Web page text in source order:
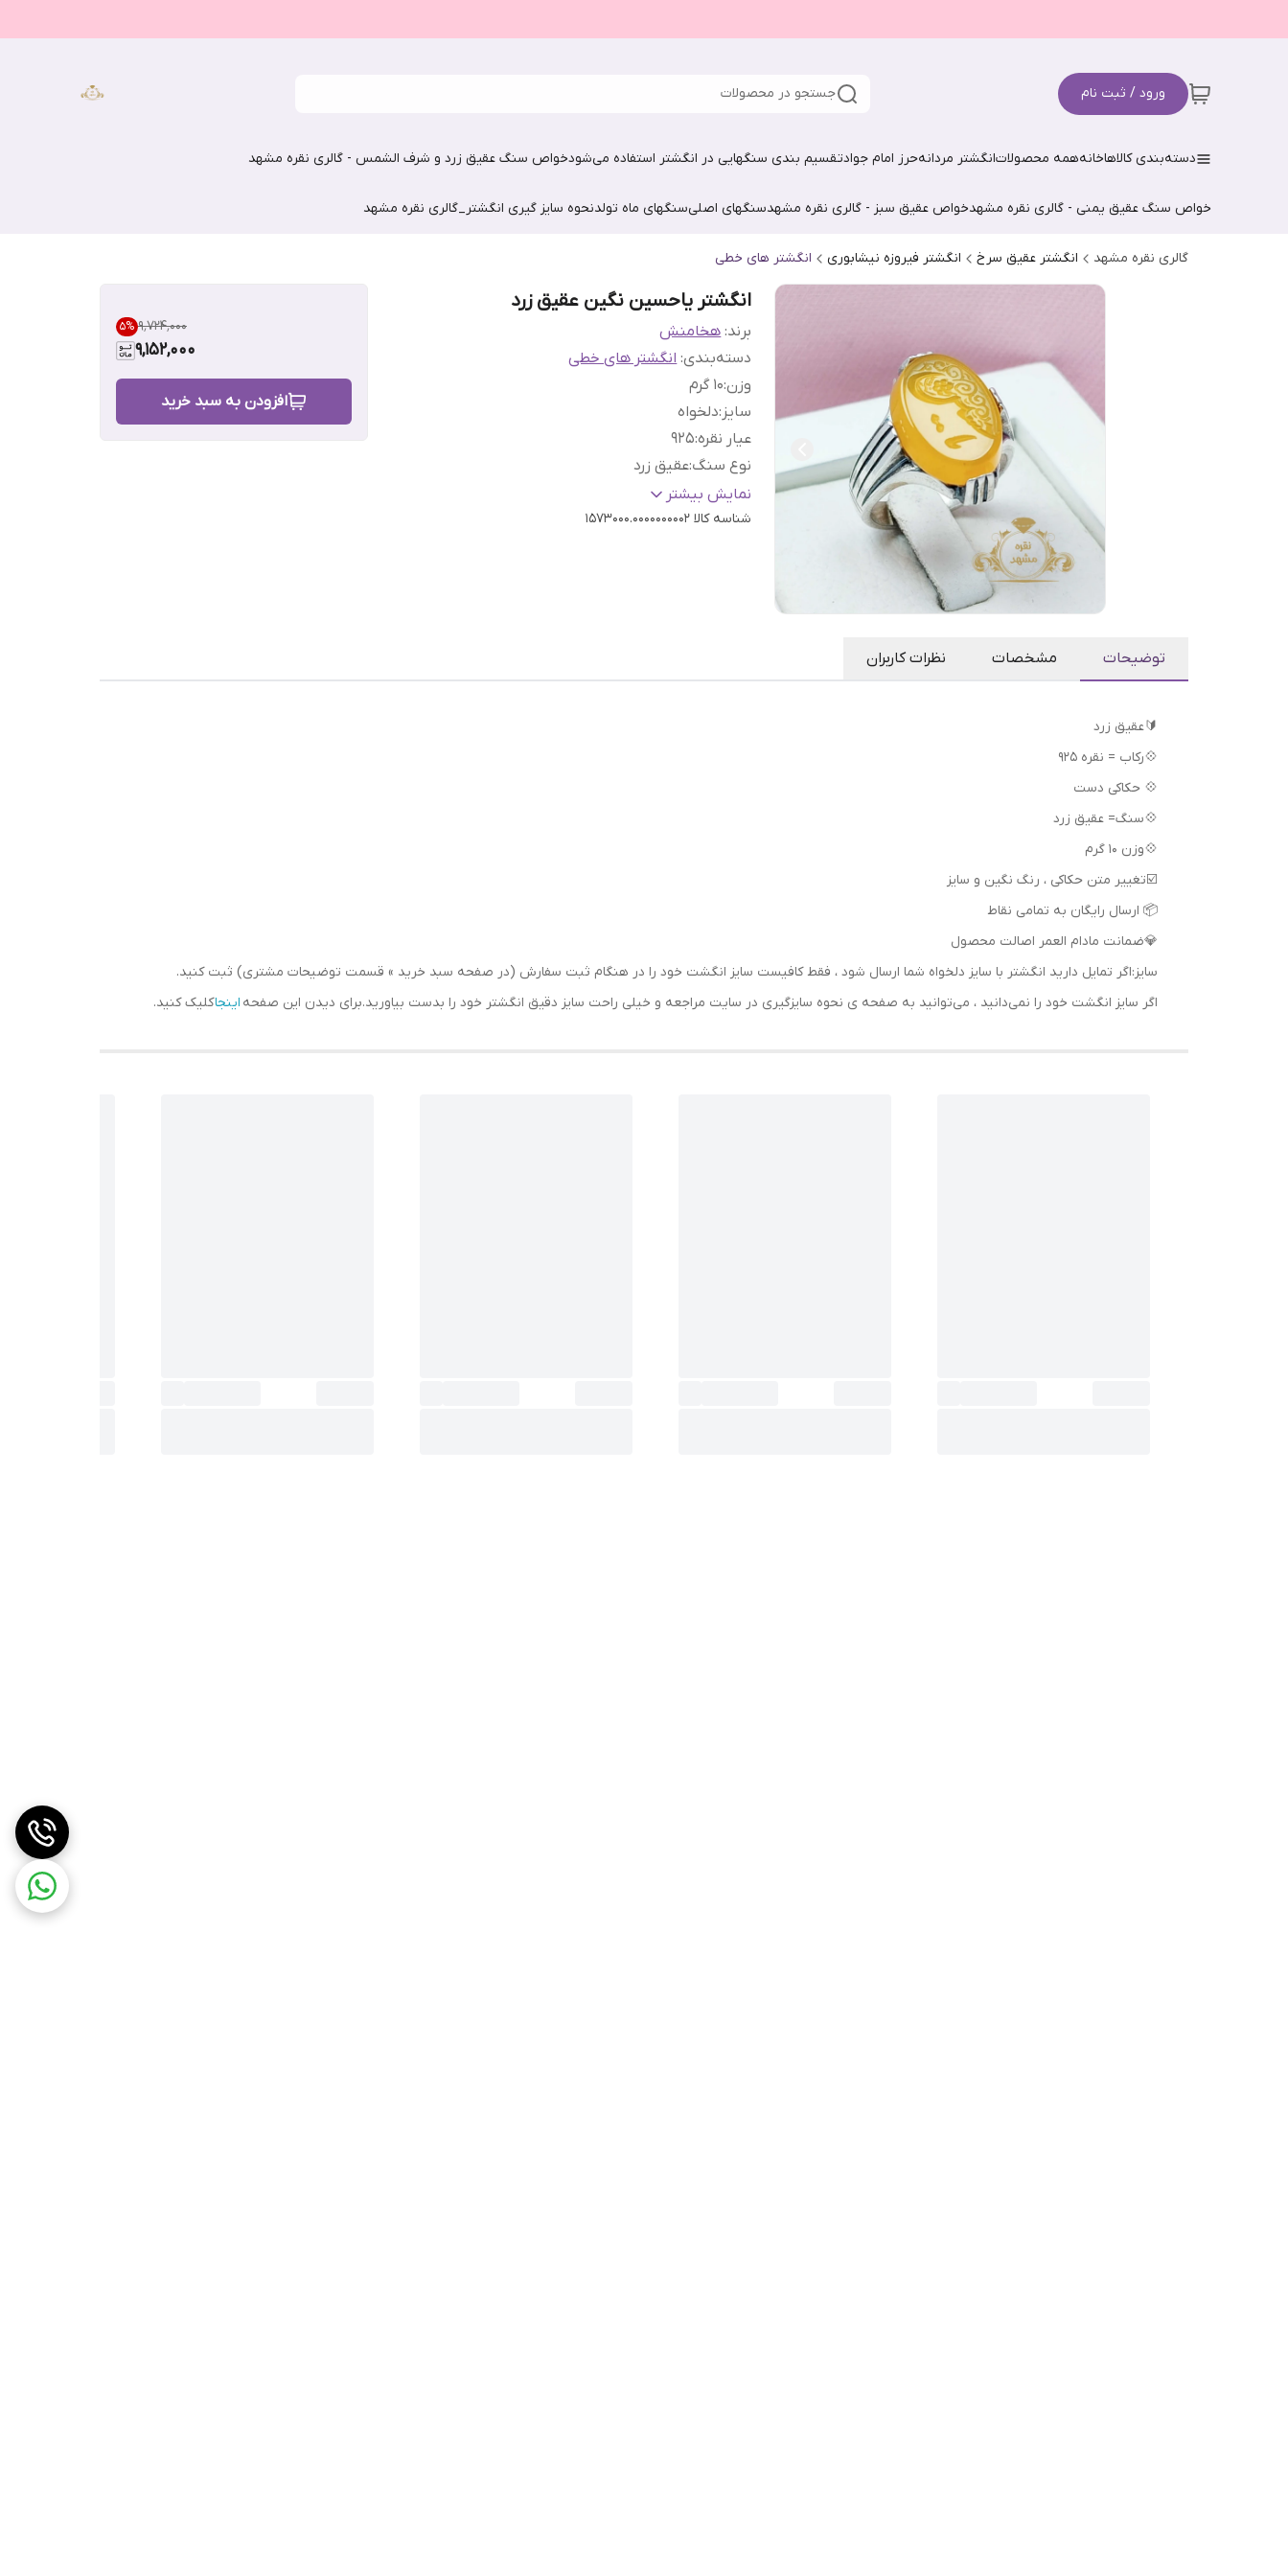
ورود / ثبت نام جستجو در محصولات
دسته‌بندی کالاهاخانههمه محصولاتانگشتر مردانهحرز امام جوادتقسیم بندی سنگهایی در انگشتر استفاده می‌شودخواص سنگ عقیق زرد و شرف الشمس - گالری نقره مشهد
خواص سنگ عقیق یمنی - گالری نقره مشهدخواص عقیق سبز - گالری نقره مشهدسنگهای اصلیسنگهای ماه تولدنحوه سایز گیری انگشتر_گالری نقره مشهد
گالری نقره مشهد انگشتر عقیق سرخ انگشتر فیروزه نیشابوری انگشتر های خطی
انگشتر یاحسین نگین عقیق زرد
برند: هخامنش
دسته‌بندی:انگشتر های خطی
وزن:10 گرم
سایز :دلخواه
عیار نقره:
925
نوع سنگ:عقیق زرد
رنگ نگین:زرد
نمایش بیشتر
شناسه کالا 1573000.0000000002
۹٬۷۲۴٬۰۰۰ 5%
9,152,000
افزودن به سبد خرید
توضیحات مشخصات نظرات کاربران
🔰عقیق زرد
💠رکاب = نقره 925
💠 حکاکی دست
💠سنگ= عقیق زرد
💠وزن 10 گرم
📦 ارسال رایگان به تمامی نقاط
💎ضمانت مادام العمر اصالت محصول
سایز:اگر تمایل دارید انگشتر با سایز دلخواه شما ارسال شود ، فقط کافیست سایز انگشت خود را در هنگام ثبت سفارش (در صفحه سبد خرید » قسمت توضیحات مشتری) ثبت کنید.
اگر سایز انگشت خود را نمی‌دانید ، می‌توانید به صفحه ی نحوه سایزگیری در سایت مراجعه و خیلی راحت سایز دقیق انگشتر خود را بدست بیاورید.برای دیدن این صفحه اینجاکلیک کنید.